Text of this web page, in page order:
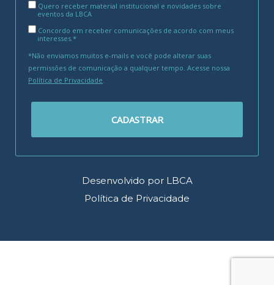
Quero receber material institucional e novidades sobre
eventos da LBCA
Concordo em receber comunicações de acordo com meus
interesses.*
*Não enviamos muitos e-mails e você pode alterar suas
permissões de comunicação a qualquer tempo. Acesse nossa
Política de Privacidade.
CADASTRAR
Desenvolvido por LBCA
Política de Privacidade